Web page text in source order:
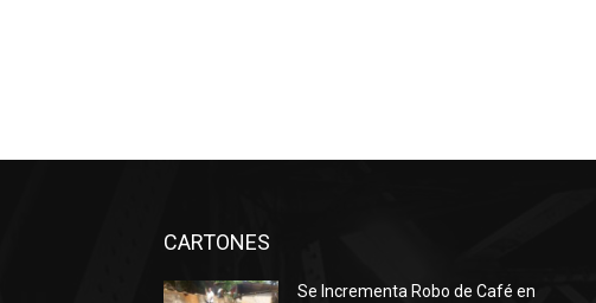
CARTONES
Se Incrementa Robo de Café en